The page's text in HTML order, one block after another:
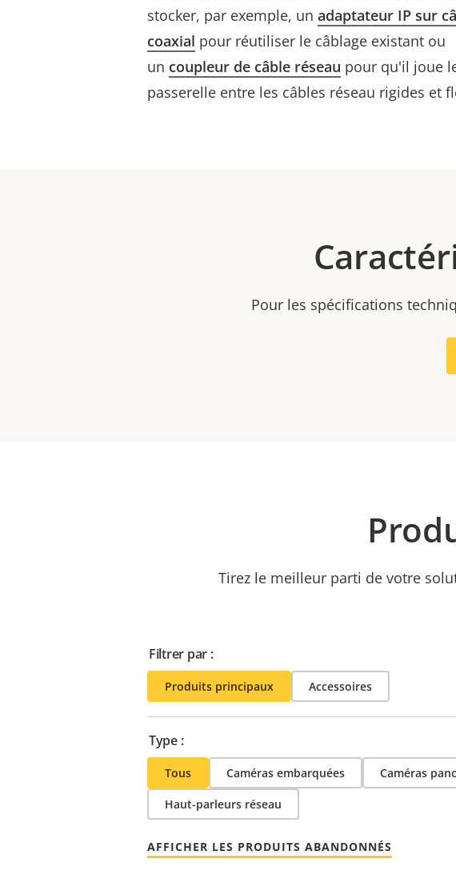
stocker, par exemple, un adaptateur IP sur
coaxial pour réutiliser le câblage existant ou
un coupleur de câble réseau pour qu'il joue
passerelle entre les câbles réseau rigides et
Pour les spécifications
Tirez le meilleur parti de votre
Filtrer par :
Produits principaux Accessoires
Type :
Tous Caméras embarquées Caméras
Haut-parleurs réseau
AFFICHER LES PRODUITS ABANDONNÉS